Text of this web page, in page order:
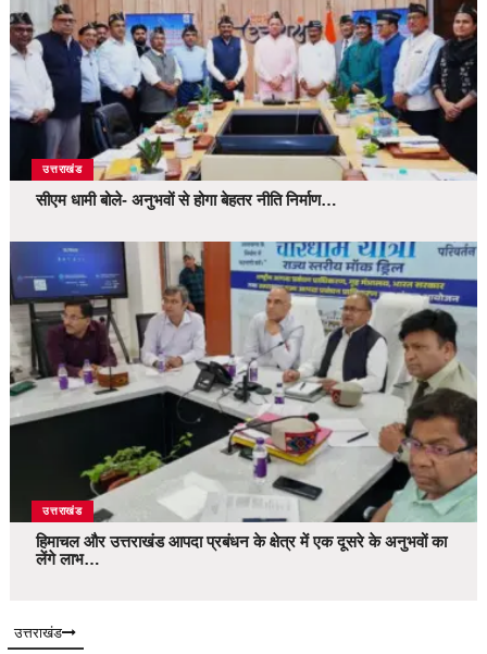
उत्तराखंड
सीएम धामी बोले- अनुभवों से होगा बेहतर नीति निर्माण…
उत्तराखंड
हिमाचल और उत्तराखंड आपदा प्रबंधन के क्षेत्र में एक दूसरे के अनुभवों का
लेंगे लाभ…
उत्तराखंड